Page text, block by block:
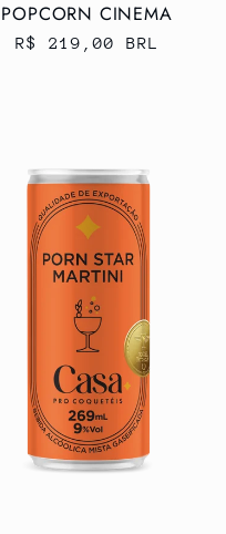
POPCORN CINEMA
Preço
R$ 219,00 BRL